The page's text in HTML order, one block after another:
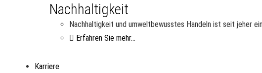
Nachhaltigkeit
Nachhaltigkeit und umweltbewusstes Handeln ist seit jeher
Erfahren Sie mehr...
Karriere